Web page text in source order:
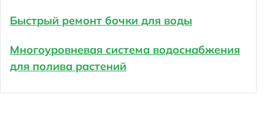
Быстрый ремонт бочки для воды
Многоуровневая система водоснабжения
для полива растений